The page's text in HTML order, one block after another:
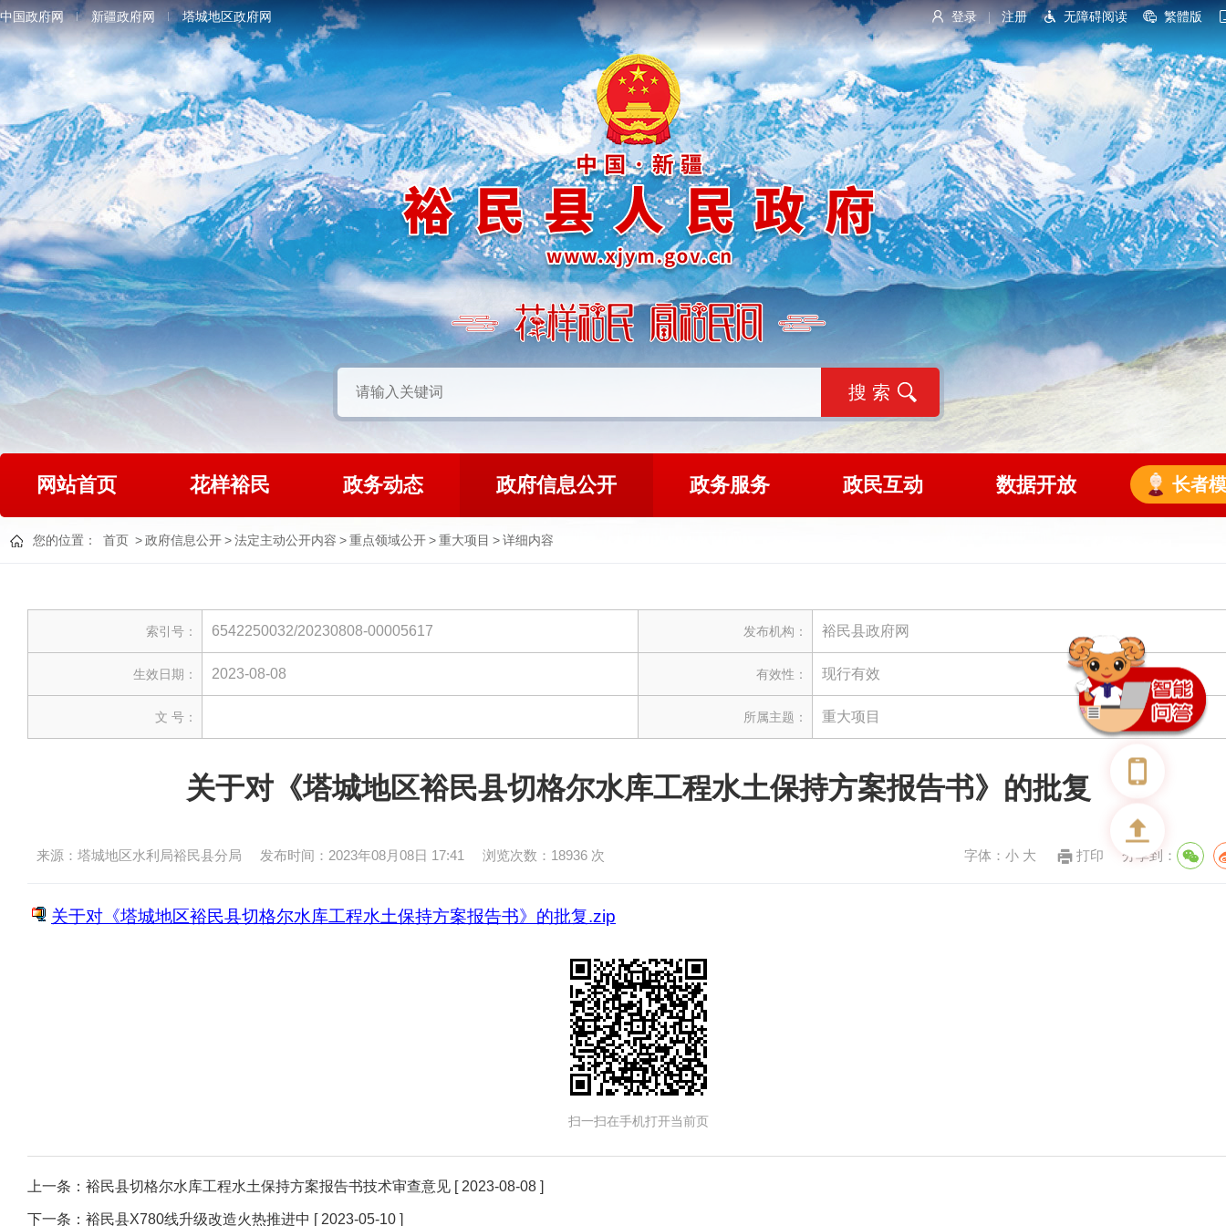
登录 注册 无障碍阅读 繁體版
中国政府网 新疆政府网 塔城地区政府网
网站首页 花样裕民 政务动态 政府信息公开 政务服务 政民互动 数据开放 长者
您的位置： 首页 >政府信息公开>法定主动公开内容 >重点领域公开>重大项目 >详细内容
索引号： 6542250032/20230808-00005617 发布机构： 裕民县政府网
生效日期： 2023-08-08 有效性： 现行有效
文 号： 所属主题： 重大项目
关于对《塔城地区裕民县切格尔水库工程水土保持方案报告书》的批复
来源：塔城地区水利局裕民县分局 发布时间：2023年08月08日 17:41 浏览次数： 18936 次 字体： 小 大 打印 分享到：
关于对《塔城地区裕民县切格尔水库工程水土保持方案报告书》的批复.zip
扫一扫在手机打开当前页
上一条： 裕民县切格尔水库工程水土保持方案报告书技术审查意见 [ 2023-08-08 ]
下一条： 裕民县X780线升级改造火热推进中 [ 2023-05-10 ]